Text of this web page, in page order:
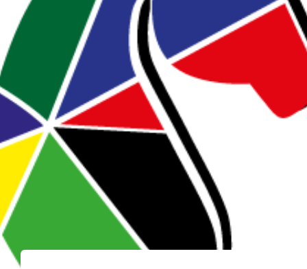
Kontakt